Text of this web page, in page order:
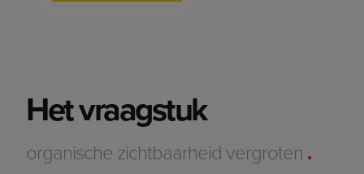
Het vraagstuk
organische zichtbaarheid vergroten.